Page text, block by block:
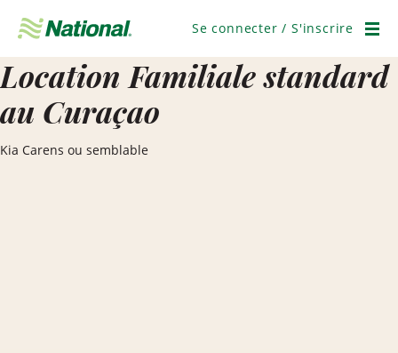
navigation
Se connecter / S'inscrire
Location Familiale standard
au Curaçao
Kia Carens ou semblable